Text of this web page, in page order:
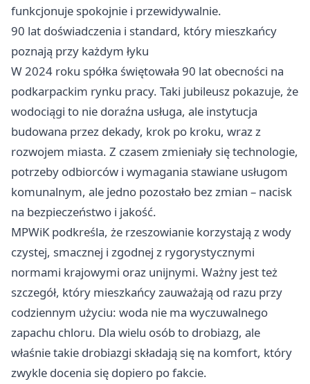
funkcjonuje spokojnie i przewidywalnie.
90 lat doświadczenia i standard, który mieszkańcy
poznają przy każdym łyku
W 2024 roku spółka świętowała 90 lat obecności na
podkarpackim rynku pracy. Taki jubileusz pokazuje, że
wodociągi to nie doraźna usługa, ale instytucja
budowana przez dekady, krok po kroku, wraz z
rozwojem miasta. Z czasem zmieniały się technologie,
potrzeby odbiorców i wymagania stawiane usługom
komunalnym, ale jedno pozostało bez zmian – nacisk
na bezpieczeństwo i jakość.
MPWiK podkreśla, że rzeszowianie korzystają z wody
czystej, smacznej i zgodnej z rygorystycznymi
normami krajowymi oraz unijnymi. Ważny jest też
szczegół, który mieszkańcy zauważają od razu przy
codziennym użyciu: woda nie ma wyczuwalnego
zapachu chloru. Dla wielu osób to drobiazg, ale
właśnie takie drobiazgi składają się na komfort, który
zwykle docenia się dopiero po fakcie.